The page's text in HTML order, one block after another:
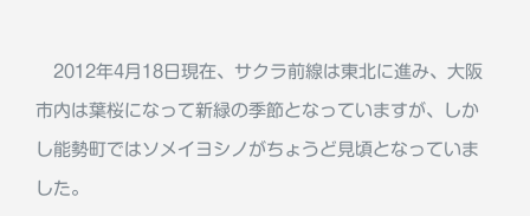
2012年4月18日現在、サクラ前線は東北に進み、大阪
市内は葉桜になって新緑の季節となっていますが、しか
し能勢町ではソメイヨシノがちょうど見頃となっていま
した。